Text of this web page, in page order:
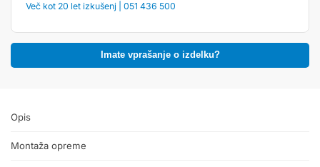
Več kot 20 let izkušenj | 051 436 500
Imate vprašanje o izdelku?
Opis
Montaža opreme